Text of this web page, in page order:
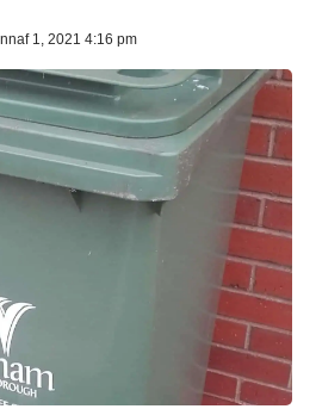
1, 2021 4:16 pm